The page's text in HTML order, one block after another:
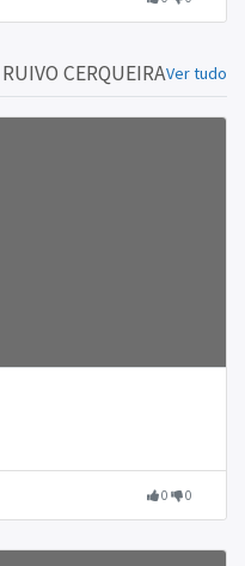
CERQUEIRAVer tudo
0 0